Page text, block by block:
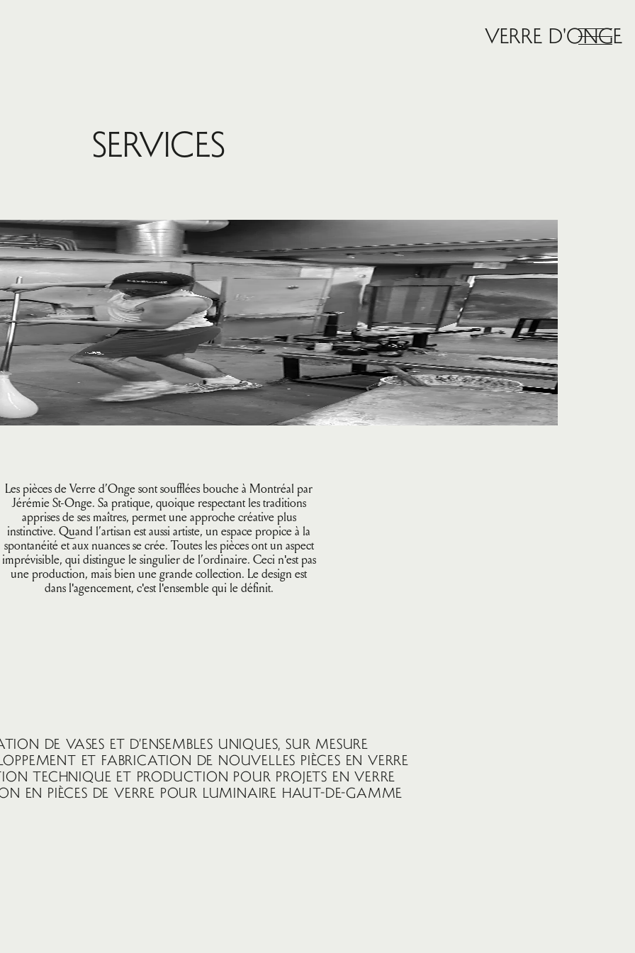
VERRE D'ONGE
Services
Les pièces de Verre d’Onge sont soufflées bouche à Montréal par
Jérémie St-Onge. Sa pratique, quoique respectant les traditions
apprises de ses maîtres, permet une approche créative plus
instinctive. Quand l’artisan est aussi artiste, un espace propice à la
spontanéité et aux nuances se crée. Toutes les pièces ont un aspect
imprévisible, qui distingue le singulier de l’ordinaire. Ceci n'est pas
une production, mais bien une grande collection. Le design est
dans l'agencement, c'est l'ensemble qui le définit.
DE VASES ET D’ENSEMBLES UNIQUES, SUR MESURE
ET FABRICATION DE NOUVELLES PIÈCES EN VERRE
TECHNIQUE ET PRODUCTION POUR PROJETS EN VERRE
EN PIÈCES DE VERRE POUR LUMINAIRE HAUT-DE-GAMME